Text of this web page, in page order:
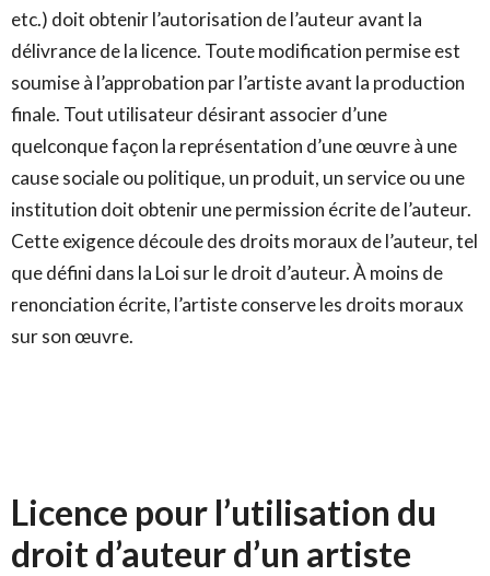
etc.) doit obtenir l’autorisation de l’auteur avant la
délivrance de la licence. Toute modification permise est
soumise à l’approbation par l’artiste avant la production
finale. Tout utilisateur désirant associer d’une
quelconque façon la représentation d’une œuvre à une
cause sociale ou politique, un produit, un service ou une
institution doit obtenir une permission écrite de l’auteur.
Cette exigence découle des droits moraux de l’auteur, tel
que défini dans la Loi sur le droit d’auteur. À moins de
renonciation écrite, l’artiste conserve les droits moraux
sur son œuvre.
Licence pour l’utilisation du
droit d’auteur d’un artiste